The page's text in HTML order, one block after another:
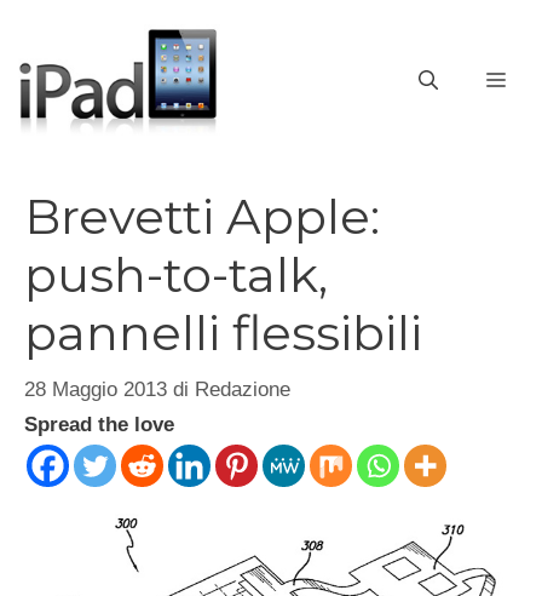
contenuto
Brevetti Apple:
push-to-talk,
pannelli flessibili
28 Maggio 2013 di Redazione
Spread the love